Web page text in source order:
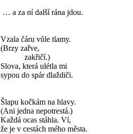
… a za ní další rána jdou.
Vzala čáru vůle tlamy.
(Brzy zařve,
zakřičí.)
Slova, která ulétla mi
sypou do spár dlaždiči.
Šlapu kočkám na hlavy.
(Ani jedna nepotrestá.)
Každá ocas stáhla. Ví,
že je v cestách mého města.